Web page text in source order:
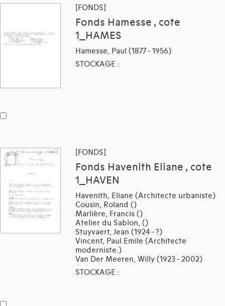
[FONDS]
Fonds Hamesse , cote
1_HAMES
Hamesse, Paul (1877 - 1956)
STOCKAGE :
[FONDS]
Fonds Havenith Eliane , cote
1_HAVEN
Havenith, Eliane (Architecte urbaniste)
Cousin, Roland ()
Marlière, Francis ()
Atelier du Sablon, ()
Stuyvaert, Jean (1924 - ?)
Vincent, Paul Emile (Architecte
moderniste.)
Van Der Meeren, Willy (1923 - 2002)
STOCKAGE :